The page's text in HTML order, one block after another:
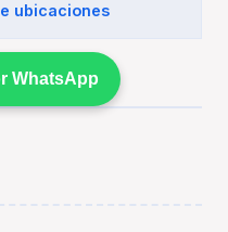
ubicaciones
WhatsApp